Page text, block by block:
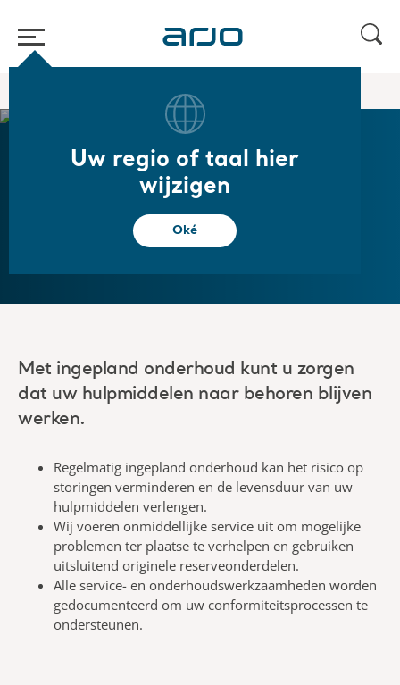
Uw regio of taal hier
wijzigen
Oké
Preventief onderhoud
Preventief onderhoud
Met ingepland onderhoud kunt u zorgen
dat uw hulpmiddelen naar behoren blijven
werken.
Regelmatig ingepland onderhoud kan het risico op
storingen verminderen en de levensduur van uw
hulpmiddelen verlengen.
Wij voeren onmiddellijke service uit om mogelijke
problemen ter plaatse te verhelpen en gebruiken
uitsluitend originele reserveonderdelen.
Alle service- en onderhoudswerkzaamheden worden
gedocumenteerd om uw conformiteitsprocessen te
ondersteunen.